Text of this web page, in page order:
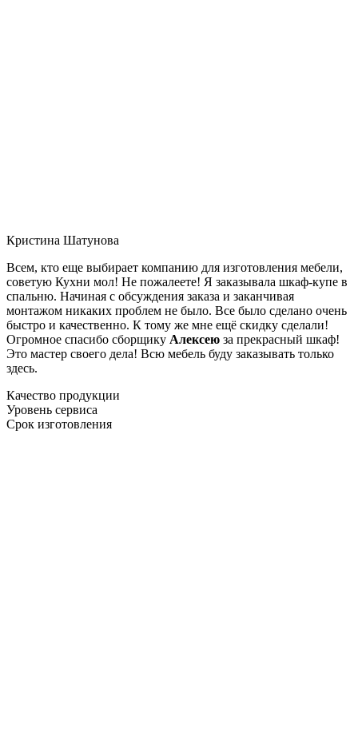
Кристина Шатунова
Всем, кто еще выбирает компанию для изготовления мебели,
советую Кухни мол! Не пожалеете! Я заказывала шкаф-купе в
спальню. Начиная с обсуждения заказа и заканчивая
монтажом никаких проблем не было. Все было сделано очень
быстро и качественно. К тому же мне ещё скидку сделали!
Огромное спасибо сборщику Алексею за прекрасный шкаф!
Это мастер своего дела! Всю мебель буду заказывать только
здесь.
Качество продукции
Уровень сервиса
Срок изготовления